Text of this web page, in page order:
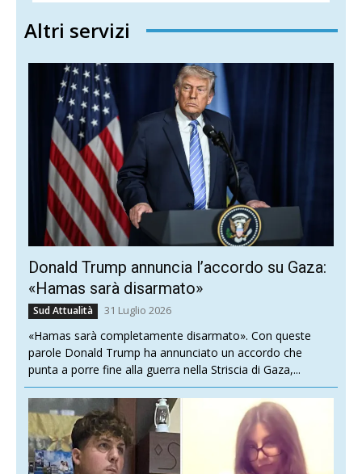
Altri servizi
Donald Trump annuncia l’accordo su Gaza:
«Hamas sarà disarmato»
Sud Attualità 31 Luglio 2026
«Hamas sarà completamente disarmato». Con queste
parole Donald Trump ha annunciato un accordo che
punta a porre fine alla guerra nella Striscia di Gaza,...